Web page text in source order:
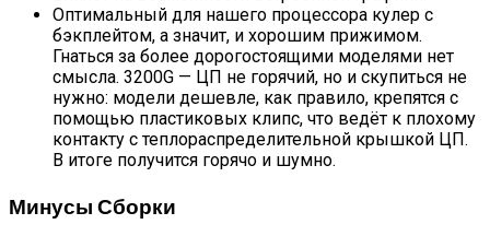
Оптимальный для нашего процессора кулер с
бэкплейтом, а значит, и хорошим прижимом.
Гнаться за более дорогостоящими моделями нет
смысла. 3200G — ЦП не горячий, но и скупиться не
нужно: модели дешевле, как правило, крепятся с
помощью пластиковых клипс, что ведёт к плохому
контакту с теплораспределительной крышкой ЦП.
В итоге получится горячо и шумно.
Минусы Сборки